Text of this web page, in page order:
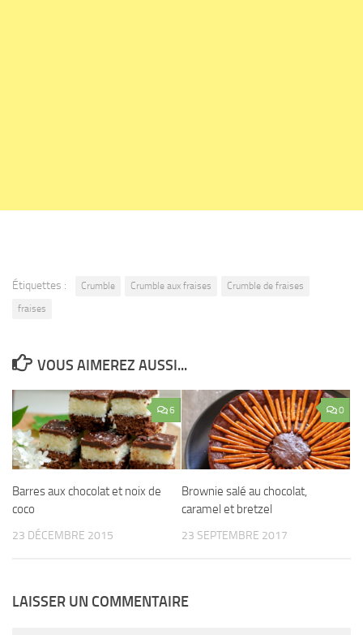
Étiquettes : Crumble Crumble aux fraises
Crumble de fraises
fraises
VOUS AIMEREZ AUSSI...
6
Barres aux chocolat et noix de
coco
23 DÉCEMBRE 2015
0
Brownie salé au chocolat,
caramel et bretzel
23 SEPTEMBRE 2017
LAISSER UN COMMENTAIRE